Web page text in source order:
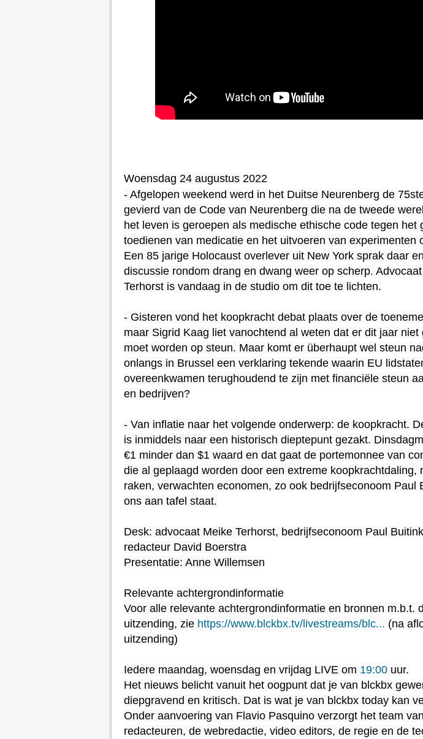
Woensdag 24 augustus 2022
- Afgelopen weekend werd in het Duitse Neurenberg de
gevierd van de Code van Neurenberg die na de tweede
het leven is geroepen als medische ethische code tegen het
toedienen van medicatie en het uitvoeren van experimenten
Een 85 jarige Holocaust overlever uit New York sprak daar
discussie rondom drang en dwang weer op scherp.
Terhorst is vandaag in de studio om dit toe te lichten.
- Gisteren vond het koopkracht debat plaats over de
maar Sigrid Kaag liet vanochtend al weten dat er dit jaar niet
moet worden op steun. Maar komt er überhaupt wel steun
onlangs in Brussel een verklaring tekende waarin EU
overeenkwamen terughoudend te zijn met financiële steun
en bedrijven?
- Van inflatie naar het volgende onderwerp: de koopkracht.
is inmiddels naar een historisch dieptepunt gezakt.
€1 minder dan $1 waard en dat gaat de portemonnee van
die al geplaagd worden door een extreme koopkrachtdaling,
raken, verwachten economen, zo ook bedrijfseconoom Paul
ons aan tafel staat.
Desk: advocaat Meike Terhorst, bedrijfseconoom Paul
redacteur David Boerstra
Presentatie: Anne Willemsen
Relevante achtergrondinformatie
Voor alle relevante achtergrondinformatie en bronnen m.b.t.
uitzending, zie https://www.blckbx.tv/livestreams/blc... (na
uitzending)
Iedere maandag, woensdag en vrijdag LIVE om 19:00 uur.
Het nieuws belicht vanuit het oogpunt dat je van blckbx
diepgravend en kritisch. Dat is wat je van blckbx today kan
Onder aanvoering van Flavio Pasquino verzorgt het team van
redacteuren, de webredactie, video editors, de regie en de